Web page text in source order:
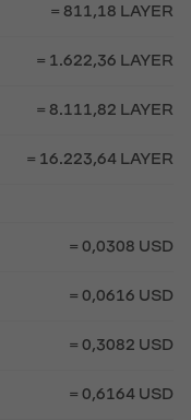
= 811,18 LAYER
= 1.622,36 LAYER
= 8.111,82 LAYER
= 16.223,64 LAYER
= 0,0308 USD
= 0,0616 USD
= 0,3082 USD
= 0,6164 USD